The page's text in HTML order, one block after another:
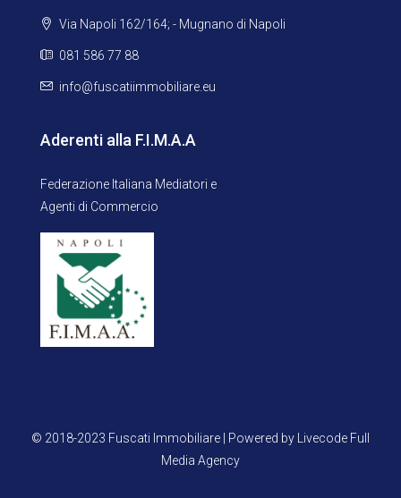
Via Napoli 162/164; - Mugnano di Napoli
081 586 77 88
info@fuscatiimmobiliare.eu
Aderenti alla F.I.M.A.A
Federazione Italiana Mediatori e
Agenti di Commercio
© 2018-2023 Fuscati Immobiliare | Powered by Livecode Full
Media Agency